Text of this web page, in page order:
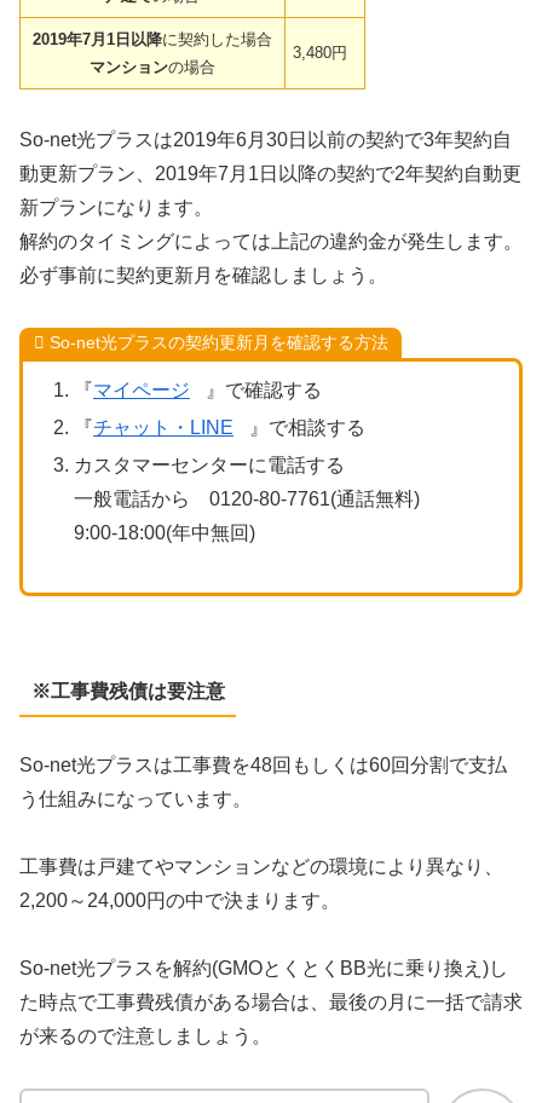
2019年7月1日以降に契約した場合
マンションの場合
3,480円
So-net光プラスは2019年6月30日以前の契約で3年契約自
動更新プラン、2019年7月1日以降の契約で2年契約自動更
新プランになります。
解約のタイミングによっては上記の違約金が発生します。
必ず事前に契約更新月を確認しましょう。
So-net光プラスの契約更新月を確認する方法
『マイページ
』で確認する
『チャット・LINE
』で相談する
カスタマーセンターに電話する
一般電話から 0120-80-7761(通話無料)
9:00-18:00(年中無回)
※工事費残債は要注意
So-net光プラスは工事費を48回もしくは60回分割で支払
う仕組みになっています。
工事費は戸建てやマンションなどの環境により異なり、
2,200～24,000円の中で決まります。
So-net光プラスを解約(GMOとくとくBB光に乗り換え)し
た時点で工事費残債がある場合は、最後の月に一括で請求
が来るので注意しましょう。